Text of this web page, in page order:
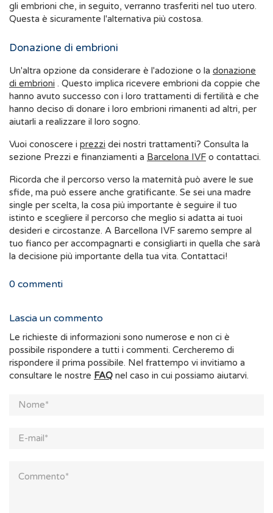
gli embrioni che, in seguito, verranno trasferiti nel tuo utero.
Questa è sicuramente l'alternativa più costosa.
Donazione di embrioni
Un'altra opzione da considerare è l'adozione o la donazione
di embrioni . Questo implica ricevere embrioni da coppie che
hanno avuto successo con i loro trattamenti di fertilità e che
hanno deciso di donare i loro embrioni rimanenti ad altri, per
aiutarli a realizzare il loro sogno.
Vuoi conoscere i prezzi
sezione Prezzi e finanziamenti a Barcelona IVF o contattaci.
Ricorda che il percorso verso la maternità può avere le sue
sfide, ma può essere anche gratificante. Se sei una madre
single per scelta, la cosa più importante è seguire il tuo
istinto e scegliere il percorso che meglio si adatta ai tuoi
desideri e circostanze. A Barcellona IVF saremo sempre al
tuo fianco per accompagnarti e consigliarti in quella che sarà
la decisione più importante della tua vita. Contattaci!
0 commenti
Lascia un commento
Le richieste di informazioni sono numerose e non ci è
possibile rispondere a tutti i commenti. Cercheremo di
rispondere il prima possibile. Nel frattempo vi invitiamo a
consultare le nostre FAQ nel caso in cui possiamo aiutarvi.